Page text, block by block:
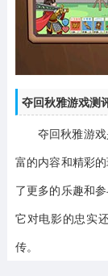
夺回秋雅游戏测
夺回秋雅游
富的内容和精彩
了更多的乐趣和
它对电影的忠实
传。